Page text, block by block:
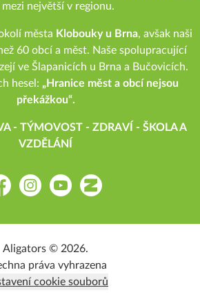
největší v regionu.
města Klobouky u Brna, avšak naši
60 obcí a měst. Naše spolupracující
ve Šlapanicích u Brna a Bučovicích.
hesel: „Hranice měst a obcí nejsou
překážkou“.
- TÝMOVOST - ZDRAVÍ - ŠKOLA A
VZDĚLÁNÍ
InstagramYouTubeZonerama
Aligators © 2026.
práva vyhrazena
cookie souborů